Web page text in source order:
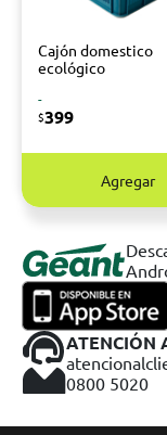
Cajón domestico
ecológico
-
$399
Agregar
ATENCIÓN
0800 5020